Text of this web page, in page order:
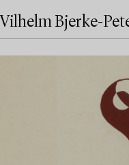
Vilhelm Bjerke-